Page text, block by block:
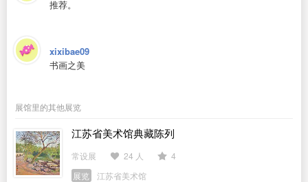
推荐。
xixibae09
书画之美
展馆里的其他展览
江苏省美术馆典藏陈列
常设展 24 人
4
展览
江苏省美术馆